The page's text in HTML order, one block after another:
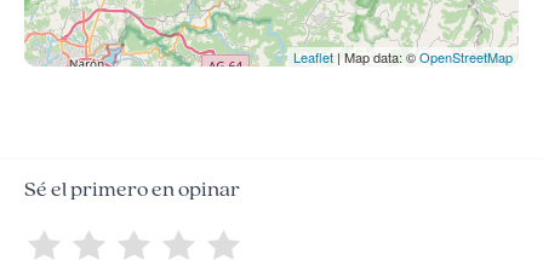
Leaflet | Map data: ©OpenStreetMap
Sé el primero en opinar